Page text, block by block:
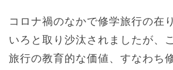
コロナ禍のなかで修学旅行の在
いろと取り沙汰されましたが、
旅行の教育的な価値、すなわち